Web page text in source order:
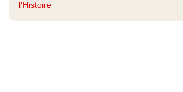
l'Histoire